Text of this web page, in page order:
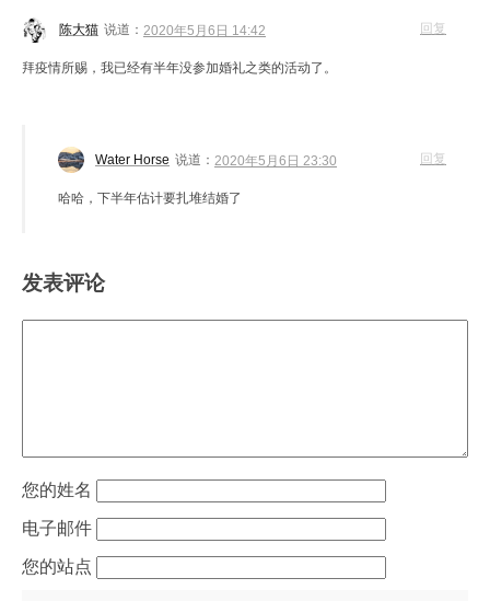
陈大猫 说道： 2020年5月6日 14:42
拜疫情所赐，我已经有半年没参加婚礼之类的活动了。
回复
Water Horse 说道： 2020年5月6日 23:30
哈哈，下半年估计要扎堆结婚了
回复
发表评论
姓名
电子邮件
站点